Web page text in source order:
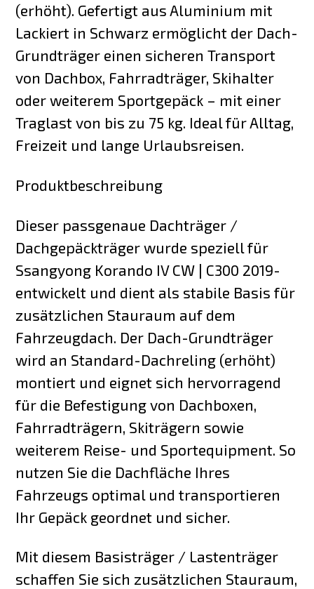
(erhöht). Gefertigt aus Aluminium mit
Lackiert in Schwarz ermöglicht der Dach-
Grundträger einen sicheren Transport
von Dachbox, Fahrradträger, Skihalter
oder weiterem Sportgepäck – mit einer
Traglast von bis zu 75 kg. Ideal für Alltag,
Freizeit und lange Urlaubsreisen.
Produktbeschreibung
Dieser passgenaue Dachträger /
Dachgepäckträger wurde speziell für
Ssangyong Korando IV CW | C300 2019-
entwickelt und dient als stabile Basis für
zusätzlichen Stauraum auf dem
Fahrzeugdach. Der Dach-Grundträger
wird an Standard-Dachreling (erhöht)
montiert und eignet sich hervorragend
für die Befestigung von Dachboxen,
Fahrradträgern, Skiträgern sowie
weiterem Reise- und Sportequipment. So
nutzen Sie die Dachfläche Ihres
Fahrzeugs optimal und transportieren
Ihr Gepäck geordnet und sicher.
Mit diesem Basisträger / Lastenträger
schaffen Sie sich zusätzlichen Stauraum,